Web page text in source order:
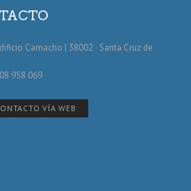
Camacho | 38002 · Santa Cruz de
958 069
VÍA WEB